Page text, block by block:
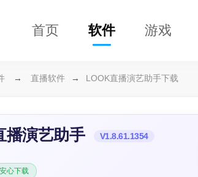
首页 软件 游戏
→ 直播软件 → LOOK直播演艺助手下载
播演艺助手 V1.8.61.1354
心下载